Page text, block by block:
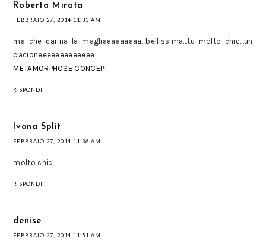
Roberta Mirata
FEBBRAIO 27, 2014 11:33 AM
ma che carina la magliaaaaaaaaa...bellissima...tu molto chic...un
bacioneeeeeeeeeeeee
METAMORPHOSE CONCEPT
RISPONDI
Ivana Split
FEBBRAIO 27, 2014 11:36 AM
molto chic!
RISPONDI
denise
FEBBRAIO 27, 2014 11:51 AM